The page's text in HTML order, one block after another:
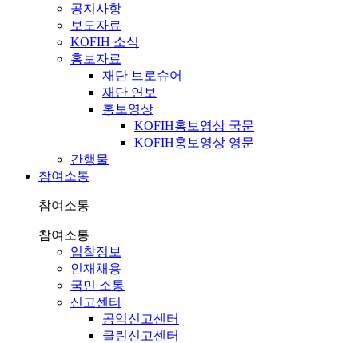
공지사항
보도자료
KOFIH 소식
홍보자료
재단 브로슈어
재단 연보
홍보영상
KOFIH홍보영상 국문
KOFIH홍보영상 영문
간행물
참여소통
참여소통
참여소통
입찰정보
인재채용
국민 소통
신고센터
공익신고센터
클린신고센터